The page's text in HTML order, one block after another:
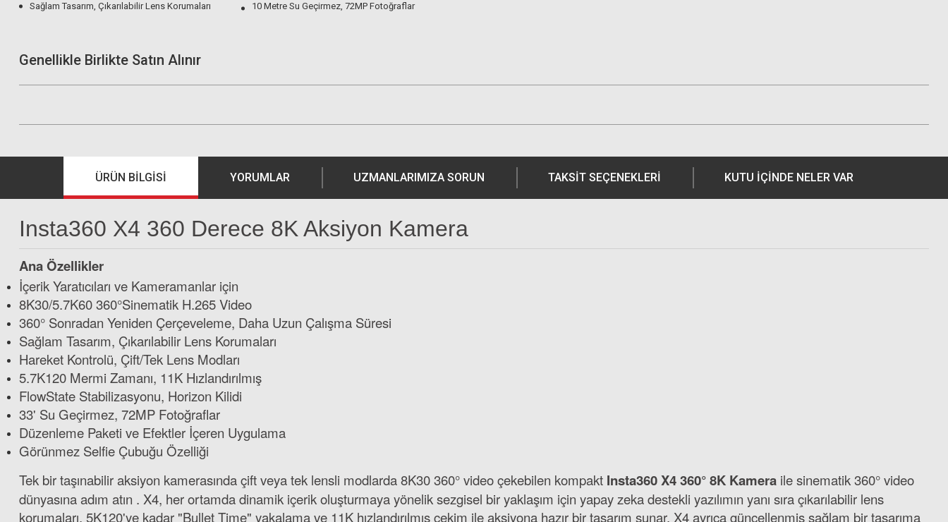
Sağlam Tasarım, Çıkarılabilir Lens Korumaları
10 Metre Su Geçirmez, 72MP Fotoğraflar
Genellikle Birlikte Satın Alınır
Böwee Insta360 X5 için Lensli Silikon Koruyucu Kılıf
1.599,00 TL
Böwee Aksiyon Kameralar için Motosiklet Montaj Kiti (İnsta360 X3, X4, Ace Pro)
ÜRÜN BILGISI YORUMLAR UZMANLARIMIZA SORUN TAKSIT SEÇENEKLERI KUTU İÇİNDE NELER VAR
Insta360 X4 360 Derece 8K Aksiyon Kamera
Ana Özellikler
İçerik Yaratıcıları ve Kameramanlar için
8K30/5.7K60 360°Sinematik H.265 Video
360° Sonradan Yeniden Çerçeveleme, Daha Uzun Çalışma Süresi
Sağlam Tasarım, Çıkarılabilir Lens Korumaları
Hareket Kontrolü, Çift/Tek Lens Modları
5.7K120 Mermi Zamanı, 11K Hızlandırılmış
FlowState Stabilizasyonu, Horizon Kilidi
33' Su Geçirmez, 72MP Fotoğraflar
Düzenleme Paketi ve Efektler İçeren Uygulama
Görünmez Selfie Çubuğu Özelliği
Tek bir taşınabilir aksiyon kamerasında çift veya tek lensli modlarda 8K30 360° video çekebilen kompakt Insta360 X4 360° 8K Kamera ile sinematik 360° video
dünyasına adım atın . X4, her ortamda dinamik içerik oluşturmaya yönelik sezgisel bir yaklaşım için yapay zeka destekli yazılımın yanı sıra çıkarılabilir lens
korumaları, 5K120'ye kadar "Bullet Time" yakalama ve 11K hızlandırılmış çekim ile aksiyona hazır bir tasarım sunar. X4 ayrıca güncellenmiş sağlam bir tasarıma